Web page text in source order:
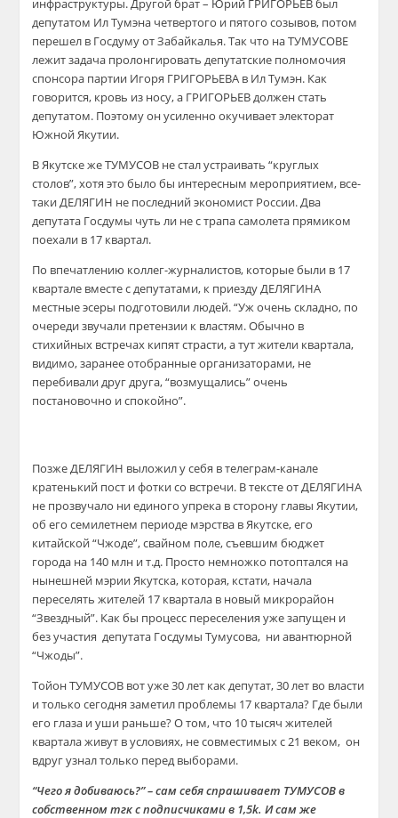
инфраструктуры. Другой брат – Юрий ГРИГОРЬЕВ был
депутатом Ил Тумэна четвертого и пятого созывов, потом
перешел в Госдуму от Забайкалья. Так что на ТУМУСОВЕ
лежит задача пролонгировать депутатские полномочия
спонсора партии Игоря ГРИГОРЬЕВА в Ил Тумэн. Как
говорится, кровь из носу, а ГРИГОРЬЕВ должен стать
депутатом. Поэтому он усиленно окучивает электорат
Южной Якутии.
В Якутске же ТУМУСОВ не стал устраивать “круглых
столов”, хотя это было бы интересным мероприятием, все-
таки ДЕЛЯГИН не последний экономист России. Два
депутата Госдумы чуть ли не с трапа самолета прямиком
поехали в 17 квартал.
По впечатлению коллег-журналистов, которые были в 17
квартале вместе с депутатами, к приезду ДЕЛЯГИНА
местные эсеры подготовили людей. “Уж очень складно, по
очереди звучали претензии к властям. Обычно в
стихийных встречах кипят страсти, а тут жители квартала,
видимо, заранее отобранные организаторами, не
перебивали друг друга, “возмущались” очень
постановочно и спокойно”.
Позже ДЕЛЯГИН выложил у себя в телеграм-канале
кратенький пост и фотки со встречи. В тексте от ДЕЛЯГИНА
не прозвучало ни единого упрека в сторону главы Якутии,
об его семилетнем периоде мэрства в Якутске, его
китайской “Чжоде”, свайном поле, съевшим бюджет
города на 140 млн и т.д. Просто немножко потоптался на
нынешней мэрии Якутска, которая, кстати, начала
переселять жителей 17 квартала в новый микрорайон
“Звездный”. Как бы процесс переселения уже запущен и
без участия депутата Госдумы Тумусова, ни авантюрной
“Чжоды”.
Тойон ТУМУСОВ вот уже 30 лет как депутат, 30 лет во власти
и только сегодня заметил проблемы 17 квартала? Где были
его глаза и уши раньше? О том, что 10 тысяч жителей
квартала живут в условиях, не совместимых с 21 веком, он
вдруг узнал только перед выборами.
“Чего я добиваюсь?” – сам себя спрашивает ТУМУСОВ в
собственном тгк с подписчиками в 1,5k. И сам же